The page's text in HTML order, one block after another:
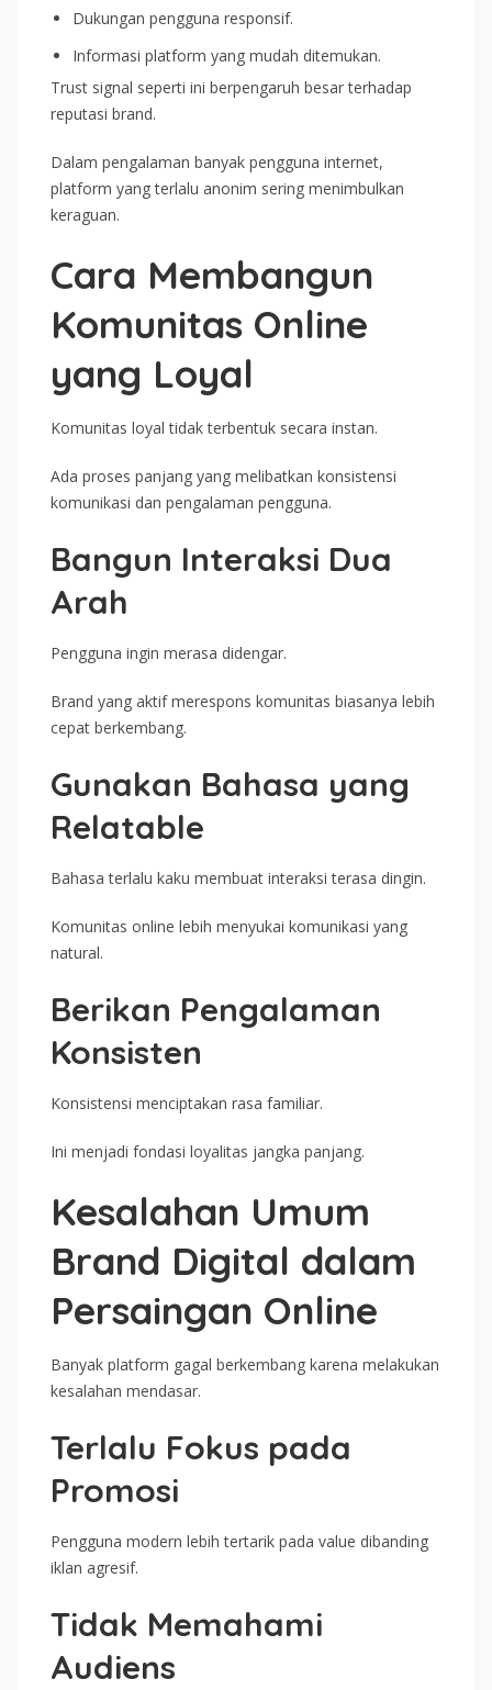
Dukungan pengguna responsif.
Informasi platform yang mudah ditemukan.
Trust signal seperti ini berpengaruh besar terhadap
reputasi brand.
Dalam pengalaman banyak pengguna internet,
platform yang terlalu anonim sering menimbulkan
keraguan.
Cara Membangun
Komunitas Online
yang Loyal
Komunitas loyal tidak terbentuk secara instan.
Ada proses panjang yang melibatkan konsistensi
komunikasi dan pengalaman pengguna.
Bangun Interaksi Dua
Arah
Pengguna ingin merasa didengar.
Brand yang aktif merespons komunitas biasanya lebih
cepat berkembang.
Gunakan Bahasa yang
Relatable
Bahasa terlalu kaku membuat interaksi terasa dingin.
Komunitas online lebih menyukai komunikasi yang
natural.
Berikan Pengalaman
Konsisten
Konsistensi menciptakan rasa familiar.
Ini menjadi fondasi loyalitas jangka panjang.
Kesalahan Umum
Brand Digital dalam
Persaingan Online
Banyak platform gagal berkembang karena melakukan
kesalahan mendasar.
Terlalu Fokus pada
Promosi
Pengguna modern lebih tertarik pada value dibanding
iklan agresif.
Tidak Memahami
Audiens